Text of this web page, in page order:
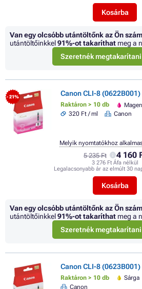
Kosárba
Van egy olcsóbb utántöltőnk az Ön
utántöltőinkkel91%-ot takaríthat meg a
Szeretnék
- 21% Canon CLI-8
Raktáron > 10 db
320 Ft / ml
Canon
5 235 Ft 4 160
3 276 Ft Áfa nélkül
Legalacsonyabb ár az elmúlt 30
Kosárba
Melyik nyomtatókhoz
Van egy olcsóbb utántöltőnk az Ön
utántöltőinkkel91%-ot takaríthat meg a
Szeretnék
Canon CLI-8
Raktáron > 10 db Sárga
Canon